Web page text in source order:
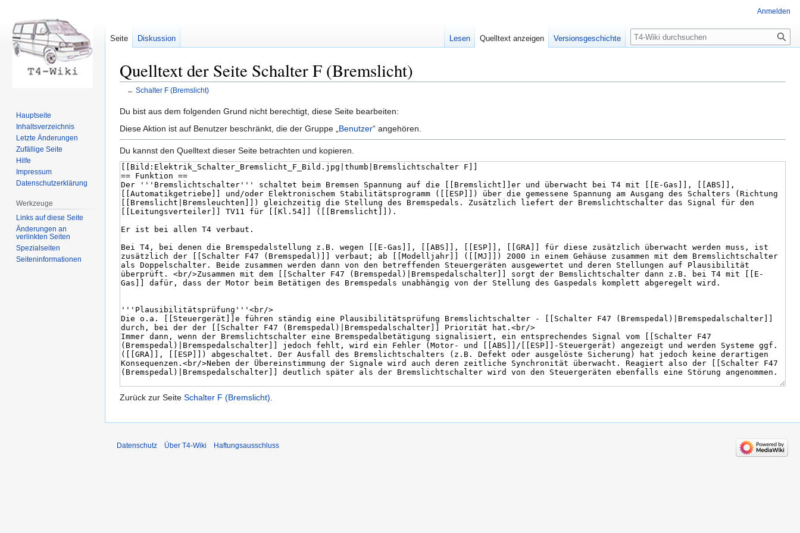
Quelltext der Seite Schalter F (Bremslicht)
← Schalter F (Bremslicht)
Zur
Navigation
Zur
Suche
Du bist aus dem folgenden Grund nicht berechtigt, diese Seite bearbeiten:
Diese Aktion ist auf Benutzer beschränkt, die der Gruppe „ Benutzer“ angehören.
Du kannst den Quelltext dieser Seite betrachten und kopieren.
Zurück zur Seite Schalter F (Bremslicht).
Anmelden
Seite Diskussion Lesen Quelltext anzeigen Versionsgeschichte Suche
Hauptseite
Inhaltsverzeichnis
Letzte Änderungen
Zufällige Seite
Hilfe
Impressum
Datenschutzerklärung
Werkzeuge
Links auf diese Seite
Änderungen an
verlinkten Seiten
Spezialseiten
Seiten­informationen
Datenschutz Über T4-Wiki Haftungsausschluss